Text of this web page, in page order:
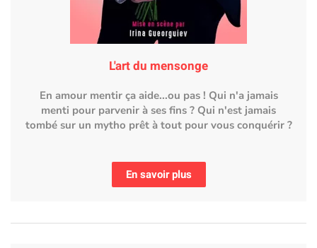
L'art du mensonge
En amour mentir ça aide...ou pas ! Qui n'a jamais
menti pour parvenir à ses fins ? Qui n'est jamais
tombé sur un mytho prêt à tout pour vous conquérir ?
En savoir plus